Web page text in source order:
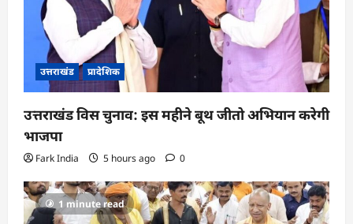
उत्तराखंड प्रादेशिक
उत्तराखंड विस चुनाव: इस महीने बूथ जीतो अभियान करेगी
भाजपा
Fark India 5 hours ago 0
1 minute read